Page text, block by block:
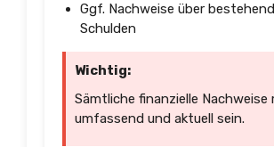
Ggf. Nachweise über
Schulden
Wichtig:
Sämtliche finanzielle Nachweise
umfassend und aktuell sein.